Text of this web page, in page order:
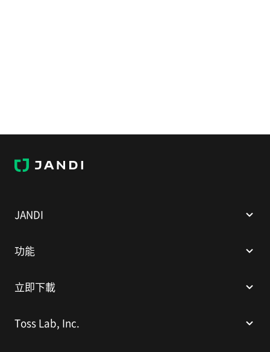
J
A
JANDI
功能
立即下載
Toss Lab, Inc.